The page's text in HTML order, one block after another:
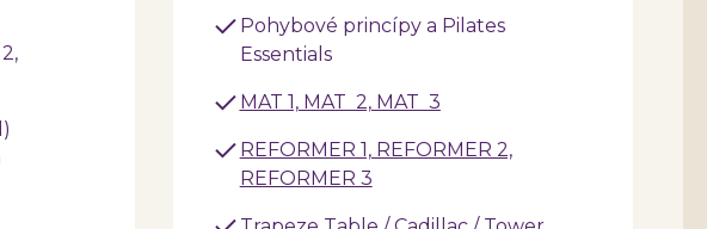
Pohybové princípy a Pilates
Essentials
MAT 1, MAT 2, MAT 3
REFORMER 1, REFORMER 2,
REFORMER 3